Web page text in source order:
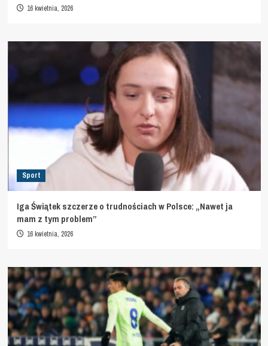
16 kwietnia, 2026
Sport
Iga Świątek szczerze o trudnościach w Polsce: „Nawet ja
mam z tym problem”
16 kwietnia, 2026